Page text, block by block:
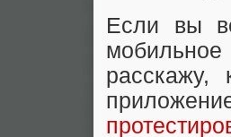
Если вы
расскажу,